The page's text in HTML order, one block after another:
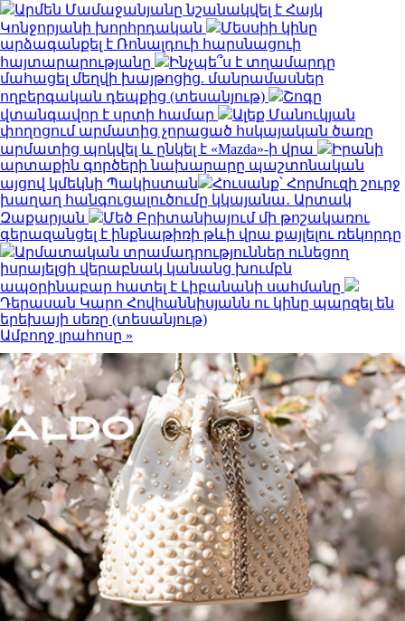
Արմեն Մամաջանյանը նշանակվել է Հայկ
Կոնջորյանի խորհրդական
Մեսսիի կինը
արձագանքել է Ռոնալդուի հարսնացուի
հայտարարությանը
Ինչպե՞ս է տղամարդը
մահացել մեղվի խայթոցից. մանրամասներ
ողբերգական դեպքից (տեսանյութ)
Շոգը
վտանգավոր է սրտի համար
Ալեք Մանուկյան
փողոցում արմատից չորացած հսկայական ծառը
արմատից պոկվել և ընկել է «Mazda»-ի վրա
Իրանի
արտաքին գործերի նախարարը պաշտոնական
այցով կմեկնի Պակիստան
Հուսանք՝ Հորմուզի շուրջ
խաղաղ հանգուցալուծումը կկայանա․ Արտակ
Զաքարյան
Մեծ Բրիտանիայում մի թոշակառու
գերազանցել է ինքնաթիռի թևի վրա քայլելու ռեկորդը
Արմատական տրամադրություններ ունեցող
իսրայելցի վերաբնակ կանանց խումբն
ապօրինաբար հատել է Լիբանանի սահմանը
Դերասան Կարո Հովհաննիսյանն ու կինը պարզել են
երեխայի սեռը (տեսանյութ)
Ամբողջ լրահոսը »